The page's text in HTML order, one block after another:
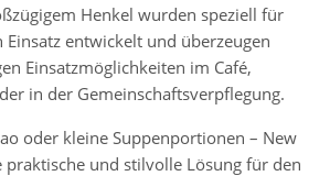
Henkel wurden speziell für
entwickelt und überzeugen
Einsatzmöglichkeiten im Café,
in der Gemeinschaftsverpflegung.
oder kleine Suppenportionen – New
und stilvolle Lösung für den